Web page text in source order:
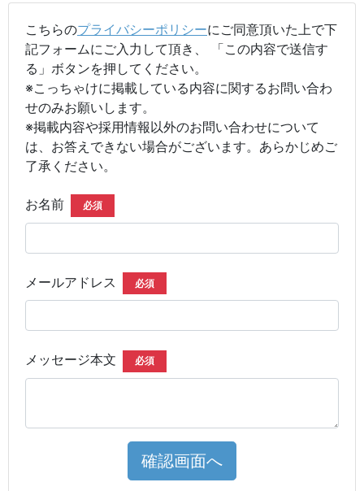
こちらのプライバシーポリシーにご同意頂いた上で下
記フォームにご入力して頂き、 「この内容で送信す
る」ボタンを押してください。
※こっちゃけに掲載している内容に関するお問い合わ
せのみお願いします。
※掲載内容や採用情報以外のお問い合わせについて
は、お答えできない場合がございます。あらかじめご
了承ください。
お名前 必須
メールアドレス 必須
メッセージ本文 必須
確認画面へ